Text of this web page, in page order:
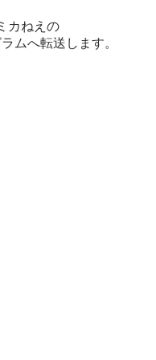
カねえの
ムへ転送します。